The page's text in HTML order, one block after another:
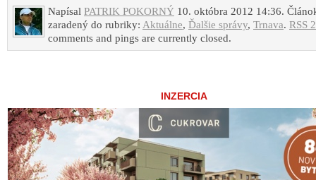
Napísal PATRIK POKORNÝ 10. októbra 2012 14:36.
zaradený do rubriky: Aktuálne, Ďalšie správy, Trnava. RSS
comments and pings are currently closed.
INZERCIA